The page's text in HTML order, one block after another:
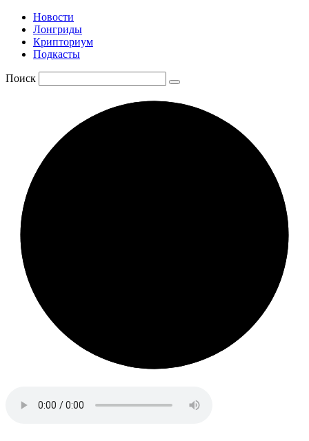
Новости
Лонгриды
Крипториум
Подкасты
Поиск